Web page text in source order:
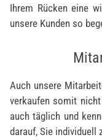
Ihrem Rücken eine
unsere Kunden so
Auch unsere
verkaufen somit
auch täglich und
darauf, Sie individuell